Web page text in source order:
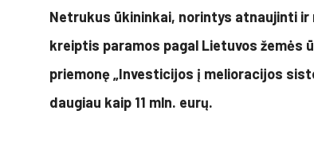
Netrukus ūkininkai, norintys atnaujinti
kreiptis paramos pagal Lietuvos žemės
priemonę „Investicijos į melioracijos
daugiau kaip 11 mln. eurų.